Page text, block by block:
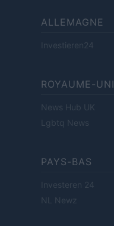
ALLEMAGNE
Investieren24
ROYAUME-UNI
News Hub UK
Lgbtq News
PAYS-BAS
Investeren 24
NL Newz